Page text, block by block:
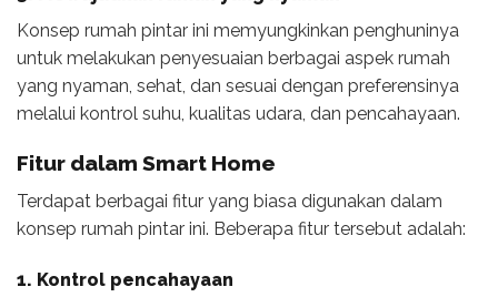
Konsep rumah pintar ini memyungkinkan penghuninya
untuk melakukan penyesuaian berbagai aspek rumah
yang nyaman, sehat, dan sesuai dengan preferensinya
melalui kontrol suhu, kualitas udara, dan pencahayaan.
Fitur dalam Smart Home
Terdapat berbagai fitur yang biasa digunakan dalam
konsep rumah pintar ini. Beberapa fitur tersebut adalah:
1. Kontrol pencahayaan